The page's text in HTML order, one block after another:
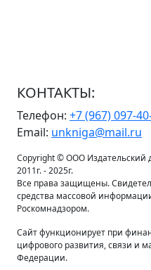
КОНТАКТЫ:
Телефон: +7 (967) 097-
Email: unkniga@mail.ru
Copyright © ООО Издательский
2011г. - 2025г.
Все права защищены.
средства массовой
Роскомнадзором.
Сайт функционирует при
цифрового развития, связи и
Федерации.